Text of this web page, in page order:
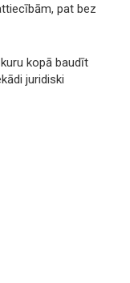
pat bez
kopā baudīt
juridiski